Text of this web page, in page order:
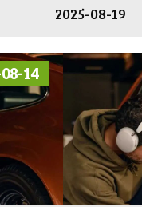
2025-08-19
14